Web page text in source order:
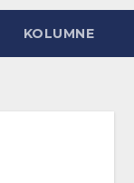
KOLUMNE